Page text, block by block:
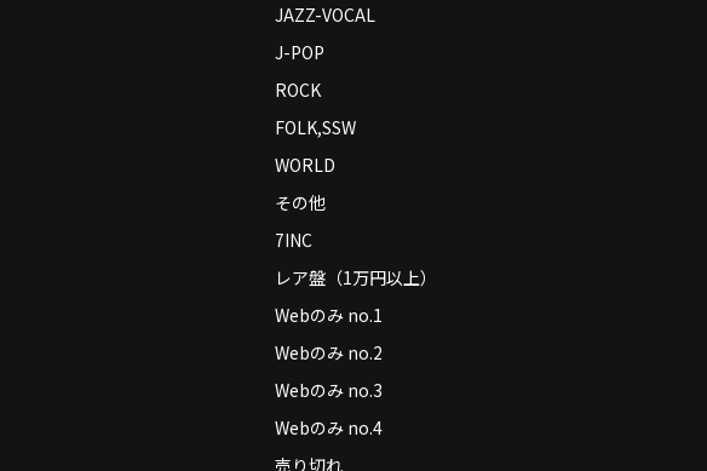
JAZZ-VOCAL
J-POP
ROCK
FOLK,SSW
WORLD
その他
7INC
レア盤（1万円以上）
Webのみ no.1
Webのみ no.2
Webのみ no.3
Webのみ no.4
売り切れ